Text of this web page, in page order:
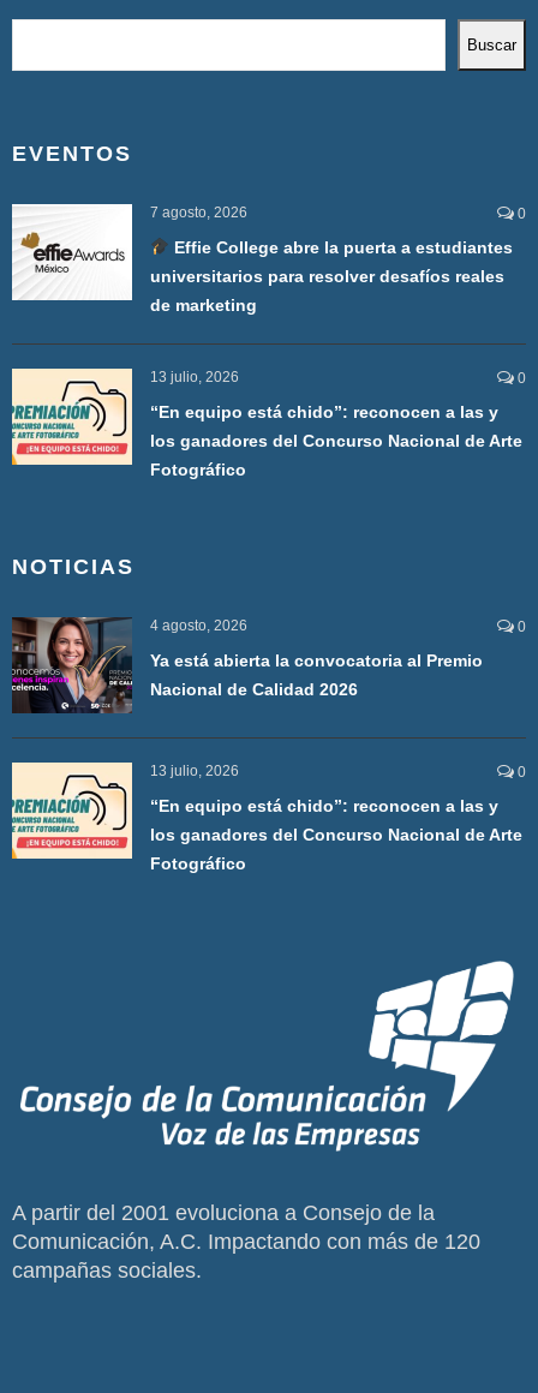
Buscar
EVENTOS
7 agosto, 2026 0
Effie College abre la puerta a estudiantes
universitarios para resolver desafíos reales
de marketing
13 julio, 2026 0
“En equipo está chido”: reconocen a las y
los ganadores del Concurso Nacional de Arte
Fotográfico
NOTICIAS
4 agosto, 2026 0
Ya está abierta la convocatoria al Premio
Nacional de Calidad 2026
13 julio, 2026 0
“En equipo está chido”: reconocen a las y
los ganadores del Concurso Nacional de Arte
Fotográfico
A partir del 2001 evoluciona a Consejo de la
Comunicación, A.C. Impactando con más de 120
campañas sociales.